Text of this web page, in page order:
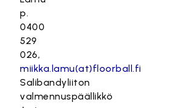
p.
0400
529
026,
miikka.lamu(at)floorball.fi
Salibandyliiton
valmennuspäällikkö